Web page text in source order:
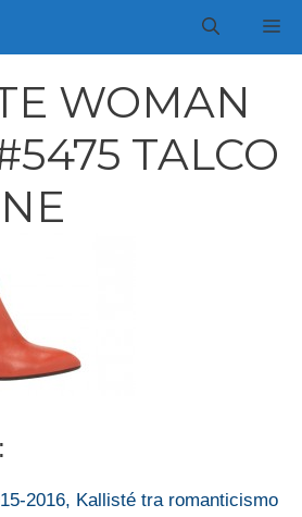
WOMAN
TALCO
2016, Kallisté tra romanticismo